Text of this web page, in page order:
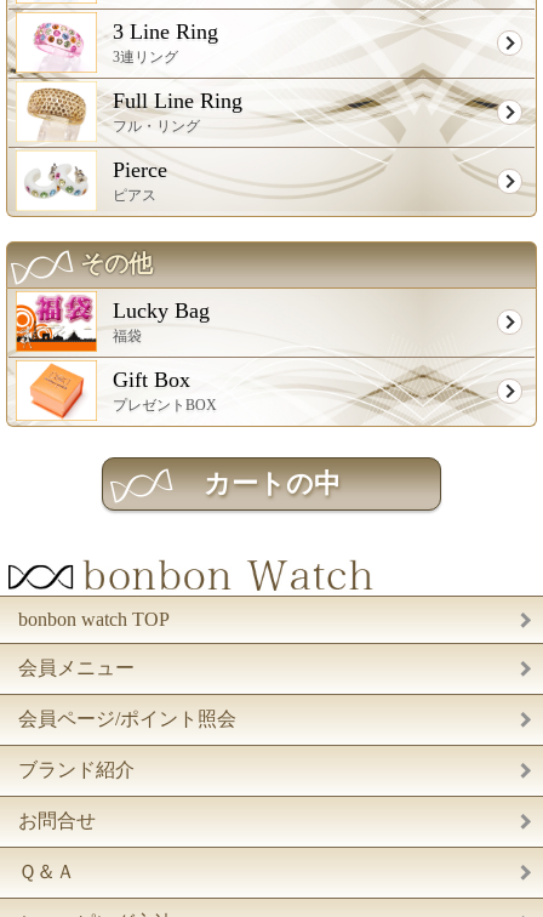
3 Line Ring
3連リング
Full Line Ring
フル・リング
Pierce
ピアス
その他
Lucky Bag
福袋
Gift Box
プレゼントBOX
bonbon watch TOP
会員メニュー
会員ページ/ポイント照会
ブランド紹介
お問合せ
Ｑ＆Ａ